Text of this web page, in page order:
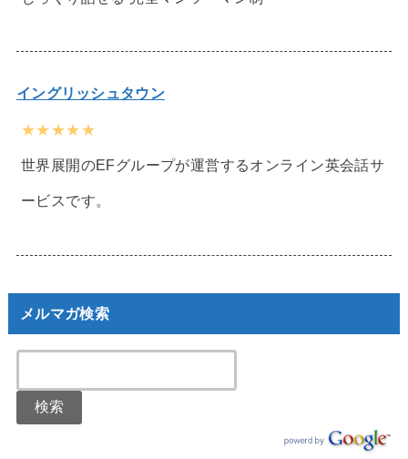
イングリッシュタウン
★★★★★
世界展開のEFグループが運営するオンライン英会話サ
ービスです。
メルマガ検索